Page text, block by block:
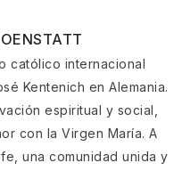
católico internacional
Kentenich en Alemania.
espiritual y social,
con la Virgen María. A
una comunidad unida y